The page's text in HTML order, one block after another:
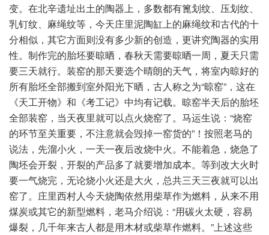
变。在北辛遗址出土的陶器上，多数都有篦划纹、压划纹、
乳钉纹、麻绳纹等，今天庄里泥陶缸上的麻绳纹和古代的十
分相似，其它方面则没有多少新的创造，更讲究陶器的实用
性。制作完的胎坯要晾晒，春秋天需要晾晒一周，夏天只需
要三天就行。装窑的那天要选个晴朗的天气，将室内晾好的
所有胎坯全部搬到室外阳光下晒，古人称之为“晾窑”，这在
《天工开物》和《考工记》中均有记载。晾窑半天后的胎坯
全部装窑，当天夜里就可以点火烧窑了。马运生说：“烧窑
的环节至关重要，不注意就会毁掉一窑货的”！按照老马的
说法，先溜小火，一天一夜后改烧中火。不能着急，烧急了
陶坯会开裂，开裂的产品多了就要增加成本。等到改大火时
要一气烧完，无论烧小火还是大火，总共三天三夜就可以出
窑了。庄里西村人今天烧陶依然用柴草作为燃料，从来不用
煤炭或其它的新型燃料，老马介绍说：“用碳火太硬，容易
爆裂，几千年来古人都是用木材或柴草作燃料。”上述这些